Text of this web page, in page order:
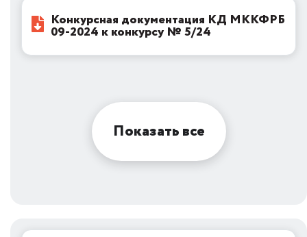
Конкурсная документация КД МККФРБ
09-2024 к конкурсу № 5/24
Показать все